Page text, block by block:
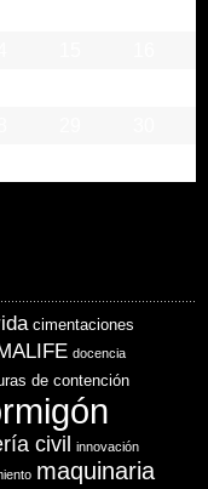
cimentaciones
docencia
de contención
civil innovación
maquinaria